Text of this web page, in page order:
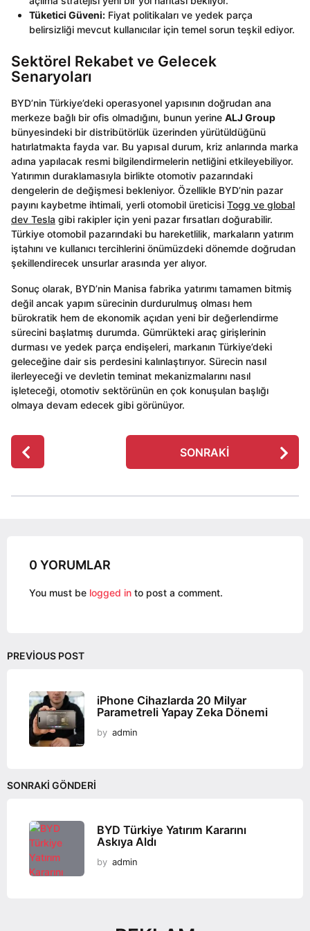
Tüketici Güveni: Fiyat politikaları ve yedek parça
belirsizliği mevcut kullanıcılar için temel sorun teşkil ediyor.
Sektörel Rekabet ve Gelecek
Senaryoları
BYD’nin Türkiye’deki operasyonel yapısının doğrudan ana
merkeze bağlı bir ofis olmadığını, bunun yerine ALJ Group
bünyesindeki bir distribütörlük üzerinden yürütüldüğünü
hatırlatmakta fayda var. Bu yapısal durum, kriz anlarında marka
adına yapılacak resmi bilgilendirmelerin netliğini etkileyebiliyor.
Yatırımın duraklamasıyla birlikte otomotiv pazarındaki
dengelerin de değişmesi bekleniyor. Özellikle BYD’nin pazar
payını kaybetme ihtimali, yerli otomobil üreticisi Togg ve global
dev Tesla gibi rakipler için yeni pazar fırsatları doğurabilir.
Türkiye otomobil pazarındaki bu hareketlilik, markaların yatırım
iştahını ve kullanıcı tercihlerini önümüzdeki dönemde doğrudan
şekillendirecek unsurlar arasında yer alıyor.
Sonuç olarak, BYD’nin Manisa fabrika yatırımı tamamen bitmiş
değil ancak yapım sürecinin durdurulmuş olması hem
bürokratik hem de ekonomik açıdan yeni bir değerlendirme
sürecini başlatmış durumda. Gümrükteki araç girişlerinin
durması ve yedek parça endişeleri, markanın Türkiye’deki
geleceğine dair sis perdesini kalınlaştırıyor. Sürecin nasıl
ilerleyeceği ve devletin teminat mekanizmalarını nasıl
işleteceği, otomotiv sektörünün en çok konuşulan başlığı
olmaya devam edecek gibi görünüyor.
P
o
t
o
SONRAKI
0 YORUMLAR
You must be logged in to post a comment.
PREVIOUS POST
iPhone Cihazlarda 20 Milyar
Parametreli Yapay Zeka Dönemi
by admin
SONRAKI GÖNDERI
BYD Türkiye Yatırım Kararını
Askıya Aldı
by admin